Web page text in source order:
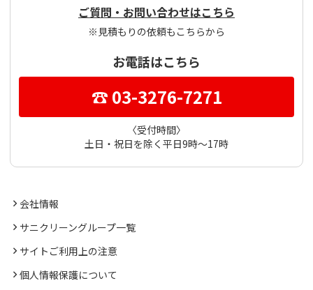
ご質問・お問い合わせはこちら
※見積もりの依頼もこちらから
お電話はこちら
☎ 03-3276-7271
〈受付時間〉
土日・祝日を除く平日9時～17時
会社情報
サニクリーングループ一覧
サイトご利用上の注意
個人情報保護について